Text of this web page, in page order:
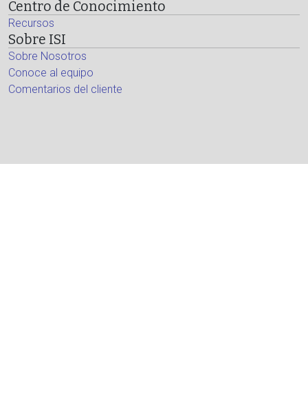
Centro de Conocimiento
Recursos
Sobre ISI
Sobre Nosotros
Conoce al equipo
Comentarios del cliente